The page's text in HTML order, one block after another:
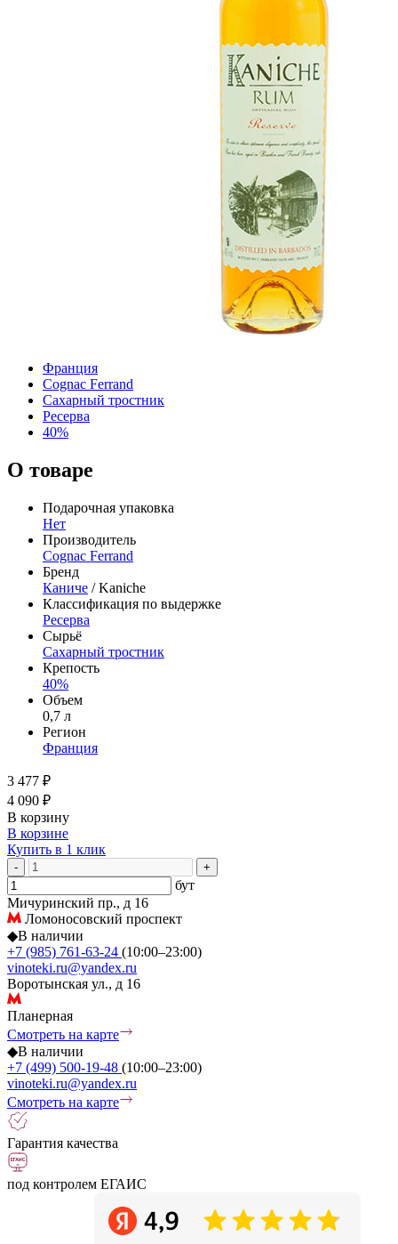
Франция
Cognac Ferrand
Сахарный тростник
Ресерва
40%
О товаре
Подарочная упаковка
Нет
Производитель
Cognac Ferrand
Бренд
Каниче / Kaniche
Классификация по выдержке
Ресерва
Сырьё
Сахарный тростник
Крепость
40%
Объем
0,7 л
Регион
Франция
3 477 ₽
4 090 ₽
В корзину
В корзине
Купить в 1 клик
- +
бут
Мичуринский пр., д 16
Ломоносовский проспект
◆В наличии
+7 (985) 761-63-24 (10:00–23:00)
vinoteki.ru@yandex.ru
Воротынская ул., д 16
Планерная
Смотреть на карте
◆В наличии
+7 (499) 500-19-48 (10:00–23:00)
vinoteki.ru@yandex.ru
Смотреть на карте
Гарантия качества
под контролем ЕГАИС